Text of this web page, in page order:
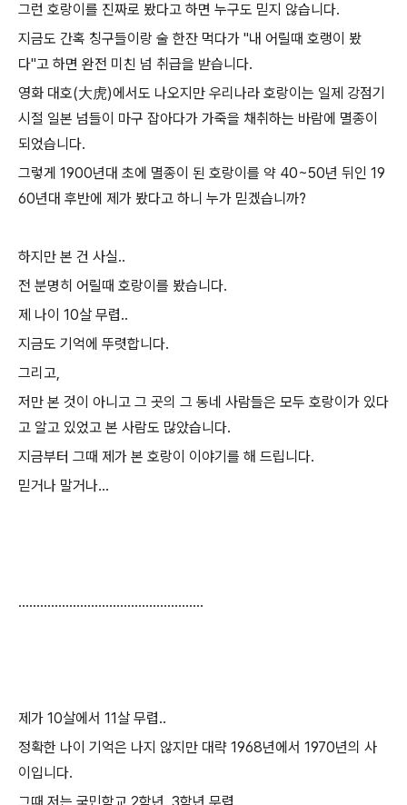
그런 호랑이를 진짜로 봤다고 하면 누구도 믿지 않습니다.
지금도 간혹 칭구들이랑 술 한잔 먹다가 "내 어릴때 호랭이 봤
다"고 하면 완전 미친 넘 취급을 받습니다.
영화 대호(大虎)에서도 나오지만 우리나라 호랑이는 일제 강점기
시절 일본 넘들이 마구 잡아다가 가죽을 채취하는 바람에 멸종이
되었습니다.
그렇게 1900년대 초에 멸종이 된 호랑이를 약 40~50년 뒤인 19
60년대 후반에 제가 봤다고 하니 누가 믿겠습니까?
하지만 본 건 사실..
전 분명히 어릴때 호랑이를 봤습니다.
제 나이 10살 무렵..
지금도 기억에 뚜렷합니다.
그리고,
저만 본 것이 아니고 그 곳의 그 동네 사람들은 모두 호랑이가 있다
고 알고 있었고 본 사람도 많았습니다.
지금부터 그때 제가 본 호랑이 이야기를 해 드립니다.
믿거나 말거나...
...................................................
제가 10살에서 11살 무렵..
정확한 나이 기억은 나지 않지만 대략 1968년에서 1970년의 사
이입니다.